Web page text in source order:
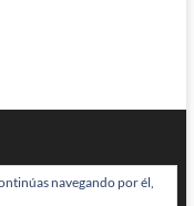
navegando por él,